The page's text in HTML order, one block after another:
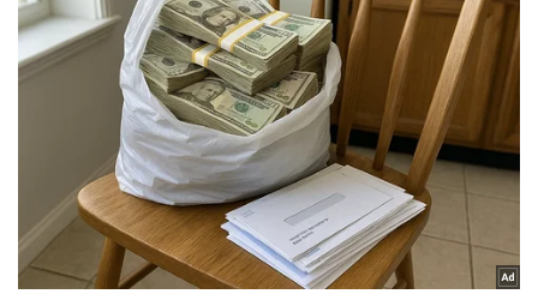
Doanh nghiệp
Thông tin doanh nghiệp
Doanh nghiệp 24h
Doanh nhân
Vì cộng đồng
Công nghệ
Sành điệu
Tin Công nghệ
Trải nghiệm
Chuyển đổi số